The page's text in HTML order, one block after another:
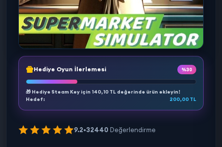
Hediye Oyun İlerlemesi %30
🎁 Hediye Steam Key için 140,10 TL değerinde ürün ekleyin!
Hedef:
200,00 TL
9.2•32440 Değerlendirme